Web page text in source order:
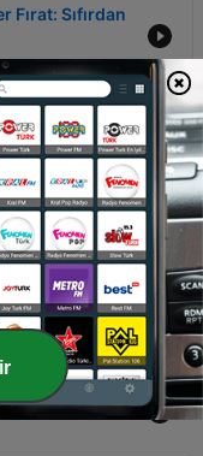
Sıfırdan
duasını
adımını
şimdi